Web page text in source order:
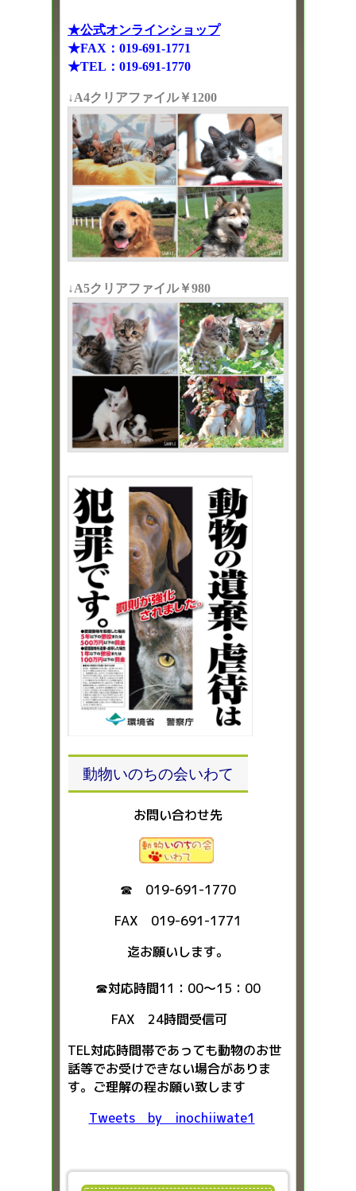
★公式オンラインショップ
★FAX：019-691-1771
★TEL：019-691-1770
↓A4クリアファイル￥1200
↓A5クリアファイル￥980
動物いのちの会いわて
お問い合わせ先
☎ 019-691-1770
FAX 019-691-1771
迄お願いします。
☎対応時間11：00～15：00
FAX 24時間受信可
TEL対応時間帯であっても動物のお世
話等でお受けできない場合がありま
す。ご理解の程お願い致します
Tweets by inochiiwate1